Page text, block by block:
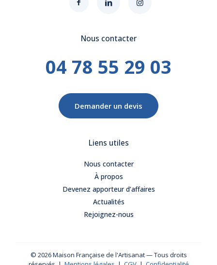
Nous contacter
04 78 55 29 03
Demander un devis
Liens utiles
Nous contacter
À propos
Devenez apporteur d’affaires
Actualités
Rejoignez-nous
© 2026 Maison Française de l'Artisanat — Tous droits